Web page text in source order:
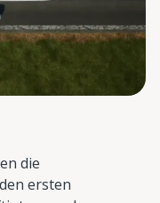
die
ersten